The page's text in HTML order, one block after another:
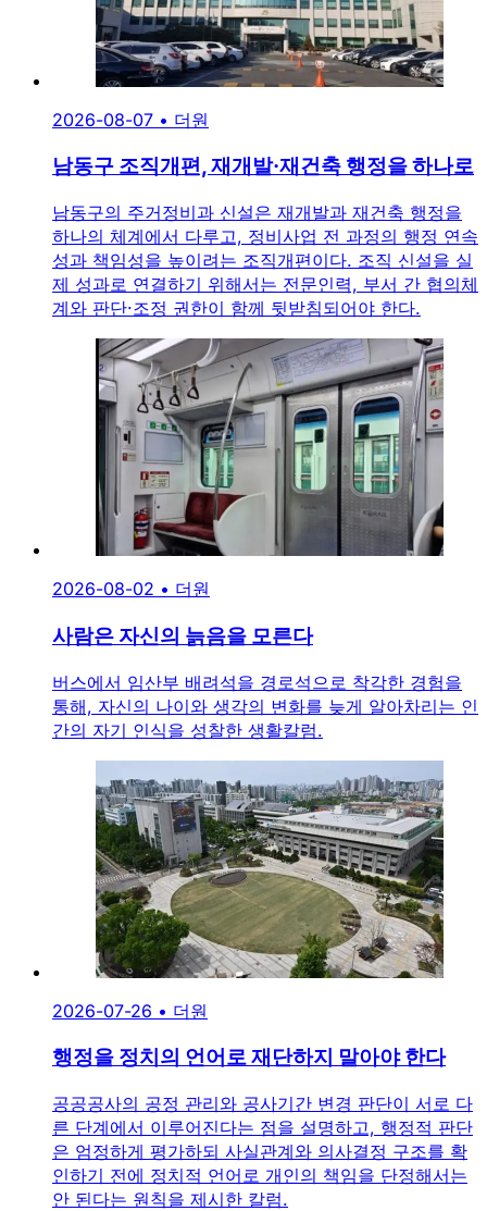
2026-08-07 • 더원
남동구 조직개편, 재개발·재건축 행정을 하나로
남동구의 주거정비과 신설은 재개발과 재건축 행정을
하나의 체계에서 다루고, 정비사업 전 과정의 행정 연속
성과 책임성을 높이려는 조직개편이다. 조직 신설을 실
제 성과로 연결하기 위해서는 전문인력, 부서 간 협의체
계와 판단·조정 권한이 함께 뒷받침되어야 한다.
2026-08-02 • 더원
사람은 자신의 늙음을 모른다
버스에서 임산부 배려석을 경로석으로 착각한 경험을
통해, 자신의 나이와 생각의 변화를 늦게 알아차리는 인
간의 자기 인식을 성찰한 생활칼럼.
2026-07-26 • 더원
행정을 정치의 언어로 재단하지 말아야 한다
공공공사의 공정 관리와 공사기간 변경 판단이 서로 다
른 단계에서 이루어진다는 점을 설명하고, 행정적 판단
은 엄정하게 평가하되 사실관계와 의사결정 구조를 확
인하기 전에 정치적 언어로 개인의 책임을 단정해서는
안 된다는 원칙을 제시한 칼럼.